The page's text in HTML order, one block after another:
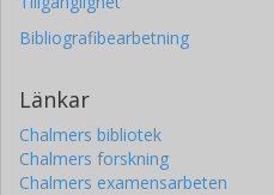
Bibliografibearbetning
Länkar
Chalmers bibliotek
Chalmers forskning
Chalmers examensarbeten